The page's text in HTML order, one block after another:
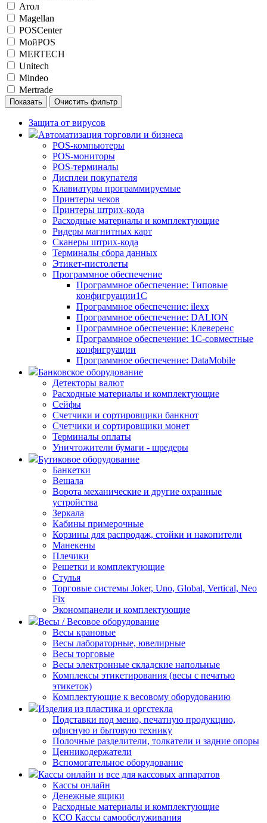
Атол
Magellan
POSCenter
МойPOS
MERTECH
Unitech
Mindeo
Mertrade
Защита от вирусов
Автоматизация торговли и бизнеса
POS-компьютеры
POS-мониторы
POS-терминалы
Дисплеи покупателя
Клавиатуры программируемые
Принтеры чеков
Принтеры штрих-кода
Расходные материалы и комплектующие
Ридеры магнитных карт
Сканеры штрих-кода
Терминалы сбора данных
Этикет-пистолеты
Программное обеспечение
Программное обеспечение: Типовые
конфигруации1С
Программное обеспечение: ilexx
Программное обеспечение: DALION
Программное обеспечение: Клеверенс
Программное обеспечение: 1С-совместные
конфигруации
Программное обеспечение: DataMobile
Банковское оборудование
Детекторы валют
Расходные материалы и комплектующие
Сейфы
Счетчики и сортировщики банкнот
Счетчики и сортировщики монет
Терминалы оплаты
Уничтожители бумаги - шредеры
Бутиковое оборудование
Банкетки
Вешала
Ворота механические и другие охранные
устройства
Зеркала
Кабины примерочные
Корзины для распродаж, стойки и накопители
Манекены
Плечики
Решетки и комплектующие
Стулья
Торговые системы Joker, Uno, Global, Vertical, Neo
Fix
Экономпанели и комплектующие
Весы / Весовое оборудование
Весы крановые
Весы лабораторные, ювелирные
Весы торговые
Весы электронные складские напольные
Комплексы этикетирования (весы с печатью
этикеток)
Комплектующие к весовому оборудованию
Изделия из пластика и оргстекла
Подставки под меню, печатную продукцию,
офисную и бытовую технику
Полочные разделители, толкатели и задние опоры
Ценникодержатели
Вспомогательное оборудование
Кассы онлайн и все для кассовых аппаратов
Кассы онлайн
Денежные ящики
Расходные материалы и комплектующие
КСО Кассы самообслуживания